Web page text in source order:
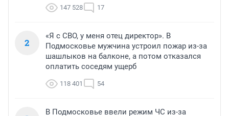
147 528 17
2
«Я с СВО, у меня отец директор». В
Подмосковье мужчина устроил пожар из-за
шашлыков на балконе, а потом отказался
оплатить соседям ущерб
118 401 54
В Подмосковье ввели режим ЧС из-за